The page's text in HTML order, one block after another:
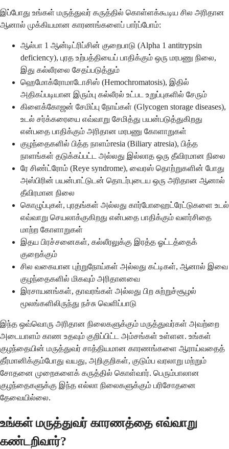
இப்போது உங்கள் மருத்துவர் கருத்தில் கொள்ளக்கூடிய சில அரிதான
ஆனால் முக்கியமான காரணங்களைப் பார்ப்போம்:
ஆல்பா 1 ஆன்டிட்ரிப்சின் குறைபாடு (Alpha 1 antitrypsin
deficiency), புரத உற்பத்தியைப் பாதிக்கும் ஒரு மரபணு நிலை,
இது கல்லீரலை சேதப்படுத்தும்
ஹெமோக்ரோமாடோசிஸ் (Hemochromatosis), இதில்
அதிகப்படியான இரும்பு கல்லீரல் உட்பட உறுப்புகளில் சேரும்
கிளைக்கோஜன் சேமிப்பு நோய்கள் (Glycogen storage diseases),
உடல் சர்க்கரையை எவ்வாறு சேமித்து பயன்படுத்துகிறது
என்பதை பாதிக்கும் அரிதான மரபணு கோளாறுகள்
குழந்தைகளில் பித்த நாளம்resia (Biliary atresia), பித்த
நாளங்கள் தடுக்கப்பட்ட அல்லது இல்லாத ஒரு தீவிரமான நிலை
ரே சிண்ட்ரோம் (Reye syndrome), வைரஸ் தொற்றுகளின் போது
அஸ்பிரின் பயன்பாட்டுடன் தொடர்புடைய ஒரு அரிதான ஆனால்
தீவிரமான நிலை
கொழுப்புகள், புரதங்கள் அல்லது கார்போஹைட்ரேட்டுகளை உடல்
எவ்வாறு செயலாக்குகிறது என்பதை பாதிக்கும் வளர்சிதை
மாற்ற கோளாறுகள்
இதய பிரச்சனைகள், கல்லீரலுக்கு இரத்த ஓட்டத்தைக்
குறைக்கும்
சில வகையான புற்றுநோய்கள் அல்லது கட்டிகள், ஆனால் இவை
குழந்தைகளில் மிகவும் அரிதானவை
இரசாயனங்கள், தாவரங்கள் அல்லது பிற சுற்றுச்சூழல்
மூலங்களிலிருந்து நச்சு வெளிப்பாடு
இந்த ஒவ்வொரு அரிதான நிலைகளுக்கும் மருத்துவர்கள் அவற்றை
அடையாளம் காண உதவும் குறிப்பிட்ட அம்சங்கள் உள்ளன. உங்கள்
குழந்தையின் மருத்துவர் சாத்தியமான காரணங்களை ஆராய்வதைத்
தீர்மானிக்கும்போது வயது, அறிகுறிகள், குடும்ப வரலாறு மற்றும்
சோதனை முறைகளைக் கருத்தில் கொள்வார். பெரும்பாலான
குழந்தைகளுக்கு இந்த எல்லா நிலைகளுக்கும் பரிசோதனை
தேவையில்லை.
உங்கள் மருத்துவர் காரணத்தை எவ்வாறு
கண்டறிவார்?